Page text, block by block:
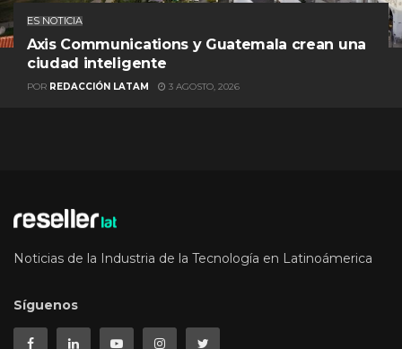
ES NOTICIA
Axis Communications y Guatemala crean una
ciudad inteligente
POR REDACCIÓN LATAM 3 AGOSTO, 2026
Noticias de la Industria de la Tecnología en Latinoámerica
Síguenos